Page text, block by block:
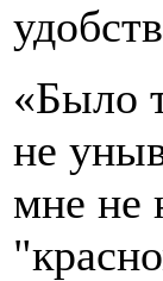
«Было
не
мне не